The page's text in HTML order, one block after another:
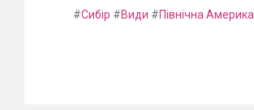
#Сибір #Види #Північна Америка